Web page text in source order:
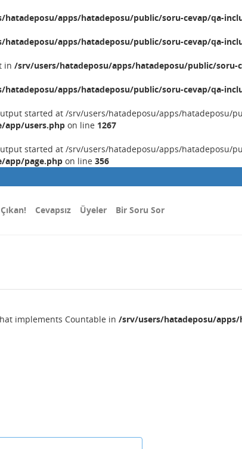
hatadeposu/apps/hatadeposu/public/soru-cevap/qa-
hatadeposu/apps/hatadeposu/public/soru-cevap/qa-
in /srv/users/hatadeposu/apps/hatadeposu/public/soru-
hatadeposu/apps/hatadeposu/public/soru-cevap/qa-
started at /srv/users/hatadeposu/apps/hatadeposu/
app/users.php on line 1267
started at /srv/users/hatadeposu/apps/hatadeposu/
app/page.php on line 356
Cevapsız Üyeler Bir Soru Sor
implements Countable in /srv/users/hatadeposu/